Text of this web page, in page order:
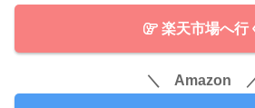
楽天市場へ行
＼ Amazon